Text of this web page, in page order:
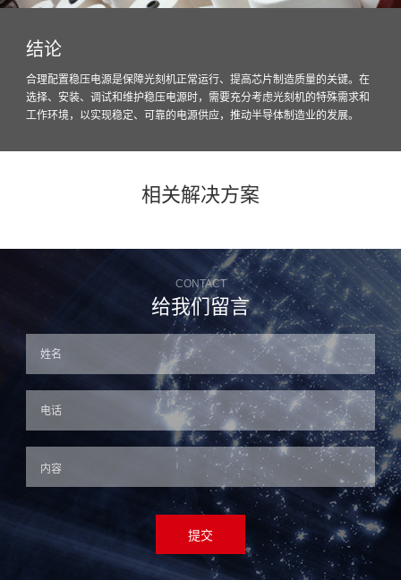
结论
合理配置稳压电源是保障光刻机正常运行、提高芯片制造质量的关键。在
选择、安装、调试和维护稳压电源时，需要充分考虑光刻机的特殊需求和
工作环境，以实现稳定、可靠的电源供应，推动半导体制造业的发展。
相关解决方案
CONTACT
给我们留言
提交